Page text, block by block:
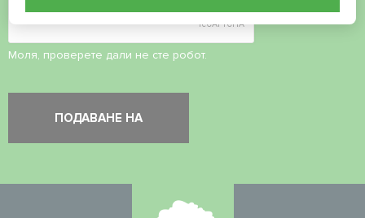
Моля, проверете дали не сте робот.